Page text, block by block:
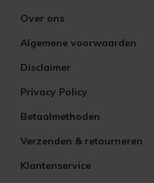
Over ons
Algemene voorwaarden
Disclaimer
Privacy Policy
Betaalmethoden
Verzenden & retourneren
Klantenservice